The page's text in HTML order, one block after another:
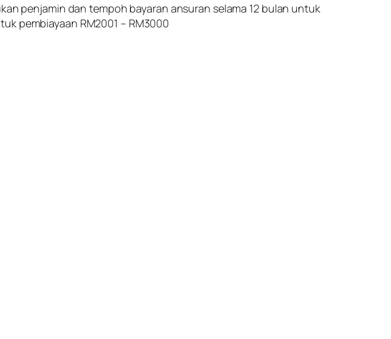
penjamin dan tempoh bayaran ansuran selama 12 bulan untuk
pembiayaan RM2001 – RM3000